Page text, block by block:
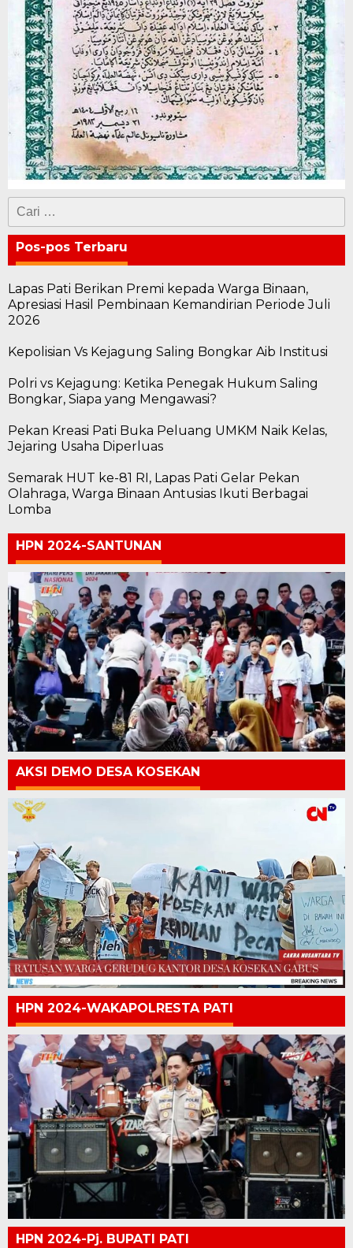
Cari
untuk:
Pos-pos Terbaru
Lapas Pati Berikan Premi kepada Warga Binaan,
Apresiasi Hasil Pembinaan Kemandirian Periode Juli
2026
Kepolisian Vs Kejagung Saling Bongkar Aib Institusi
Polri vs Kejagung: Ketika Penegak Hukum Saling
Bongkar, Siapa yang Mengawasi?
Pekan Kreasi Pati Buka Peluang UMKM Naik Kelas,
Jejaring Usaha Diperluas
Semarak HUT ke-81 RI, Lapas Pati Gelar Pekan
Olahraga, Warga Binaan Antusias Ikuti Berbagai
Lomba
HPN 2024-SANTUNAN
AKSI DEMO DESA KOSEKAN
HPN 2024-WAKAPOLRESTA PATI
HPN 2024-Pj. BUPATI PATI